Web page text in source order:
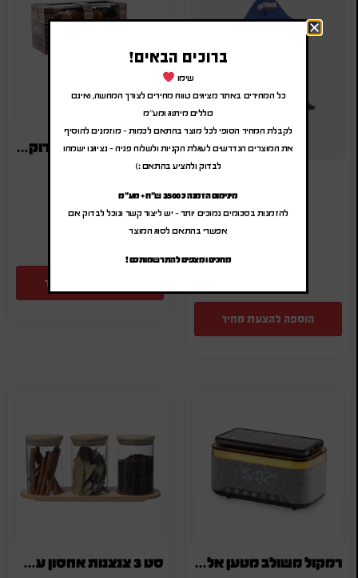
₪54.00
(לפני מע"מ)
הוספה להצעת מחיר
סט שתי קוביות לפירוק והרכבה
הוספה להצעת מחיר
רמקול משולב מטען אלחוטי סט 3 צנצנות אחסון עם מגש
ברוכים הבאים!
שימו
כל המחירים באתר מציגים טווח מחירים לצורך המחשה, ואינם
כוללים מיתוג ומע"מ
לקבלת המחיר הסופי לכל מוצר בהתאם לכמות – מוזמנים להוסיף
את המוצרים הנדרשים לעגלת הקניות ולשלוח פניה – נציגנו ישמחו
לבדוק ולהציע בהתאם :)
מינימום הזמנה כ 3500 ש"ח + מע"מ
להזמנות בסכומים נמוכים יותר – יש ליצור קשר ונוכל לבדוק אם
אפשרי בהתאם לסוג המוצר
מחכים ומצפים להתרשמותכם !